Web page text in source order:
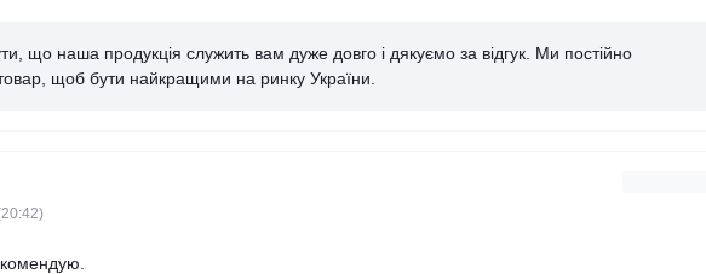
що наша продукція служить вам дуже довго і дякуємо за відгук. Ми постійно
щоб бути найкращими на ринку України.